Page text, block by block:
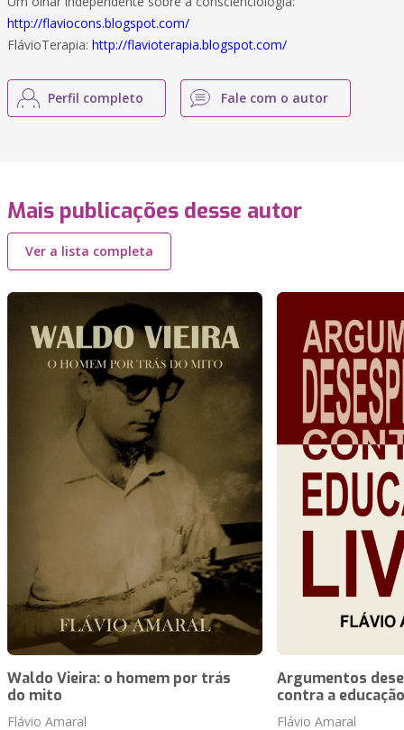
http://flaviocons.blogspot.com/
FlávioTerapia: http://flavioterapia.blogspot.com/
Perfil completo Fale com o autor
Mais publicações desse autor
Ver a lista completa
Waldo Vieira: o homem por trás
do mito
Flávio Amaral
Argumentos
contra a
Flávio Amaral